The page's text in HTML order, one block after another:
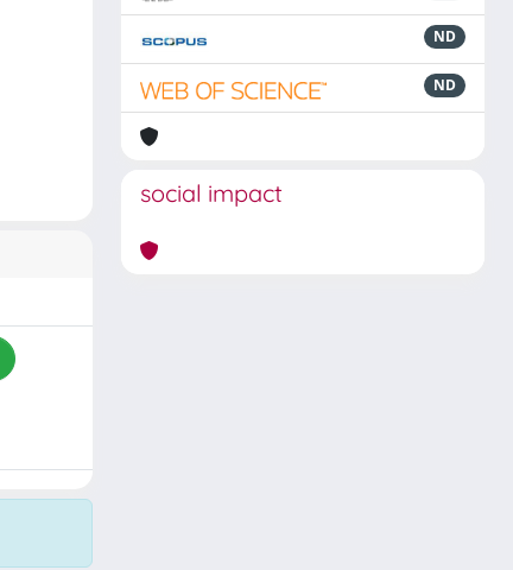
ND
ND
social impact